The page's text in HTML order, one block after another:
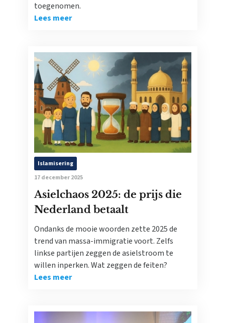
toegenomen.
Lees meer
Islamisering
17 december 2025
Asielchaos 2025: de prijs die
Nederland betaalt
Ondanks de mooie woorden zette 2025 de
trend van massa-immigratie voort. Zelfs
linkse partijen zeggen de asielstroom te
willen inperken. Wat zeggen de feiten?
Lees meer